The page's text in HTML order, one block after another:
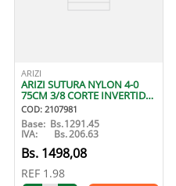
ARIZI
ARIZI SUTURA NYLON 4-0
75CM 3/8 CORTE INVERTIDO
X1
COD: 2107981
Base: Bs.1291.45
IVA: Bs.206.63
1498,08
REF 1.98